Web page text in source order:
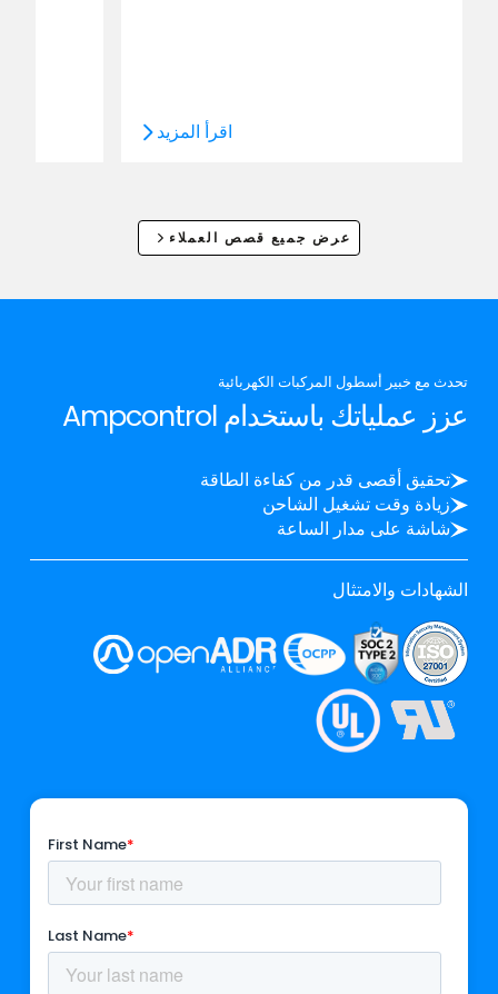
اقرأ المزيد
عرض جميع قصص العملاء
تحدث مع خبير أسطول المركبات الكهربائية
عزز عملياتك باستخدام Ampcontrol
تحقيق أقصى قدر من كفاءة الطاقة
زيادة وقت تشغيل الشاحن
شاشة على مدار الساعة
الشهادات والامتثال